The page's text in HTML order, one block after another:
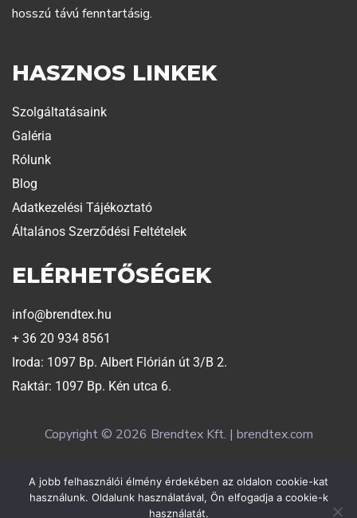
hosszú távú fenntartásig.
HASZNOS LINKEK
Szolgáltatásaink
Galéria
Rólunk
Blog
Adatkezelési Tájékoztató
Általános Szerződési Feltételek
ELÉRHETŐSÉGEK
info@brendtex.hu
+ 36 20 934 8561
Iroda: 1097 Bp. Albert Flórián út 3/B 2.
Raktár: 1097 Bp. Kén utca 6.
Copyright © 2026 Brendtex Kft. | brendtex.com
Weboldalt készítette:Exaline
A jobb felhasználói élmény érdekében az oldalon cookie-kat
használunk. Oldalunk használatával, Ön elfogadja a cookie-k
használatát.